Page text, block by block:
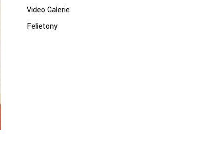
Video Galerie
Felietony